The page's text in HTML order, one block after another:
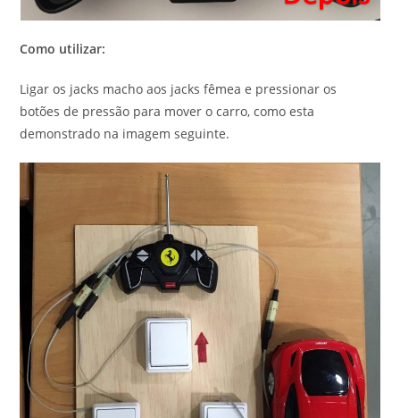
Como utilizar:
Ligar os jacks macho aos jacks fêmea e pressionar os
botões de pressão para mover o carro, como esta
demonstrado na imagem seguinte.